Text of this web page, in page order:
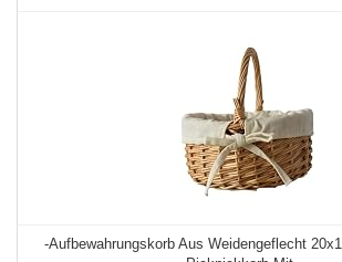
-Aufbewahrungskorb Aus Weidengeflecht